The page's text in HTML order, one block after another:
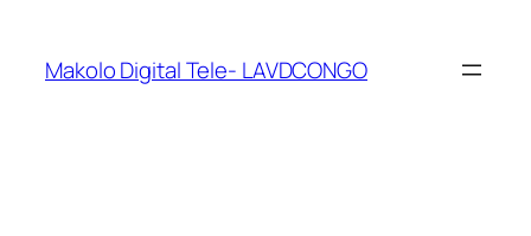
Makolo Digital Tele- LAVDCONGO